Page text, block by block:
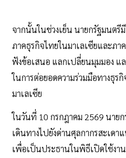
จากนั้นในช่วงเย็น นายกรัฐมนต
ภาคธุรกิจไทยในมาเลเซียและภา
ฟังข้อเสนอ แลกเปลี่ยนมุมมอง แ
ในการต่อยอดความร่วมมือทางธุร
มาเลเซีย
ในวันที่ 10 กรกฎาคม 2569 นาย
เดินทางไปยังด่านศุลกากรสะเดา
เพื่อเป็นประธานในพิธีเปิดใช้งา